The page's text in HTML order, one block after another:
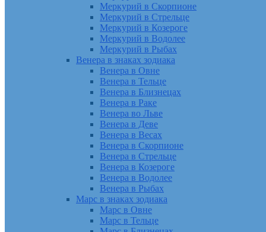
Меркурий в Скорпионе
Меркурий в Стрельце
Меркурий в Козероге
Меркурий в Водолее
Меркурий в Рыбах
Венера в знаках зодиака
Венера в Овне
Венера в Тельце
Венера в Близнецах
Венера в Раке
Венера во Льве
Венера в Деве
Венера в Весах
Венера в Скорпионе
Венера в Стрельце
Венера в Козероге
Венера в Водолее
Венера в Рыбах
Марс в знаках зодиака
Марс в Овне
Марс в Тельце